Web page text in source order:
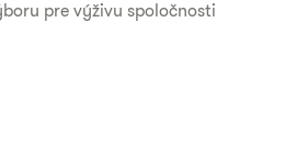
pre výživu spoločnosti